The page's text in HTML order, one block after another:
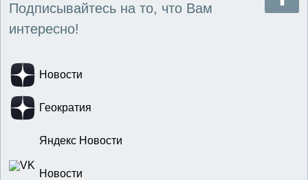
Подписывайтесь на то, что Вам
интересно!
Новости
Геократия
Яндекс Новости
Новости